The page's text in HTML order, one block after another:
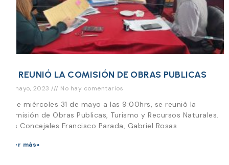
SE REUNIÓ LA COMISIÓN DE OBRAS PUBLICAS
31 mayo, 2023 No hay comentarios
Este miércoles 31 de mayo a las 9:00hrs, se reunió la
Comisión de Obras Publicas, Turismo y Recursos Naturales.
Los Concejales Francisco Parada, Gabriel Rosas
Leer más»